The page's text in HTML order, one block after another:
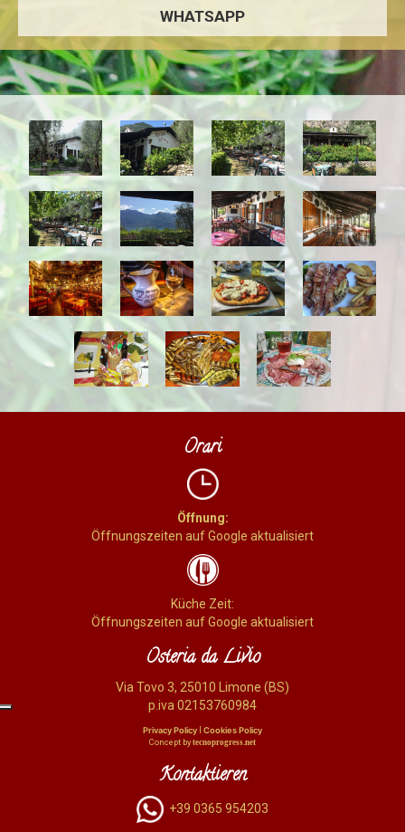
WHATSAPP
Orari
Öffnung:
Öffnungszeiten auf Google aktualisiert
Küche Zeit:
Öffnungszeiten auf Google aktualisiert
Osteria da Livio
Via Tovo 3, 25010 Limone (BS)
p.iva 02153760984
Privacy Policy | Cookies Policy
Concept bytecnoprogress.net
Kontaktieren
+39 0365 954203